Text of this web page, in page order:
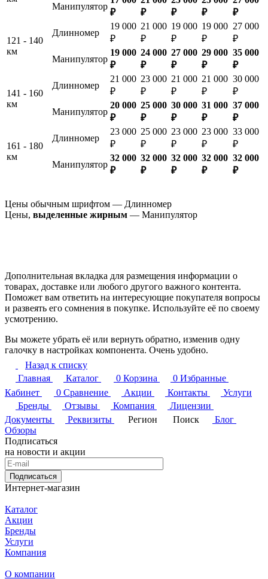
Манипулятор
₽
₽
₽
₽
₽
121 - 140
км
Длинномер
19 000
₽
21 000
₽
19 000
₽
19 000
₽
27 000
₽
Манипулятор
19 000
₽
24 000
₽
27 000
₽
29 000
₽
35 000
₽
141 - 160
км
Длинномер
21 000
₽
23 000
₽
21 000
₽
21 000
₽
30 000
₽
Манипулятор
20 000
₽
25 000
₽
30 000
₽
31 000
₽
37 000
₽
161 - 180
км
Длинномер
23 000
₽
25 000
₽
23 000
₽
23 000
₽
33 000
₽
Манипулятор
32 000
₽
32 000
₽
32 000
₽
32 000
₽
32 000
₽
Цены обычным шрифтом — Длинномер
Цены, выделенные жирным — Манипулятор
Дополнительная вкладка для размещения информации о
товарах, доставке или любого другого важного контента.
Поможет вам ответить на интересующие покупателя вопросы
и развеять его сомнения в покупке. Используйте её по своему
усмотрению.
Вы можете убрать её или вернуть обратно, изменив одну
галочку в настройках компонента. Очень удобно.
Назад к списку
Главная
Каталог 0 Корзина 0 Избранные
Кабинет
0 Сравнение Акции Контакты
Услуги
Бренды
Отзывы Компания
Лицензии
Документы
Реквизиты Регион Поиск
Блог
Обзоры
Подписаться
на новости и акции
Подписаться
Интернет-магазин
Каталог
Акции
Бренды
Услуги
Компания
О компании